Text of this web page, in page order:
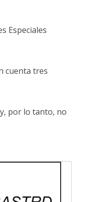
Especiales
cuenta tres
por lo tanto, no